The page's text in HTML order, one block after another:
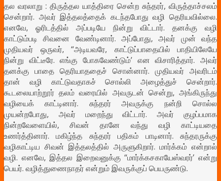
தல வரலாறு : திருத்தல யாத்திரை சென்ற சுந்தரர், விருத்தாச்சலம்
சென்றார். அவர் இத்தலத்தைக் கடந்தபோது வழி தெரியவில்லை.
எனவே, ஓரிடத்தில் அப்படியே நின்று விட்டார். தனக்கு வழி
காட்டும்படி சிவனை வேண்டினார். அப்போது, அவர் முன் வந்த
முதியவர் ஒருவர், “அடியவரே, காட்டுப்பாதையில் பாதியிலேயே
நின்று விட்டீரே. எங்கு போகவேண்டும்’ என விசாரித்தார். அவர்
தனக்கு பாதை தெரியாததைச் சொன்னார். முதியவர் அவரிடம்
தான் வழி காட்டுவதாகச் சொல்லி அழைத்துச் சென்றார்.
கூடலையாற்றூர் தலம் வரையில் அவருடன் சென்று, அங்கிருந்து
வழியைக் காட்டினார். சுந்தரர் அவருக்கு நன்றி சொல்ல
முயன்றபோது, அவர் மறைந்து விட்டார். அவர் குழப்பமாக
நின்றவேளையில், சிவன் தானே வந்து வழி காட்டியதை
உணர்த்தினார். மகிழ்ந்த சுந்தரர் பதிகம் பாடினார். சுந்தரருக்கு
வழிகாட்டிய சிவன் இத்தலத்தில் அருளுகிறார். மார்க்கம் என்றால்
வழி. எனவே, இத்தல இறைவனுக்கு “மார்க்கசகாயேஸ்வரர்’ என்று
பெயர். வழித்துணைநாதர் என்றும் இவருக்குப் பெயருண்டு.